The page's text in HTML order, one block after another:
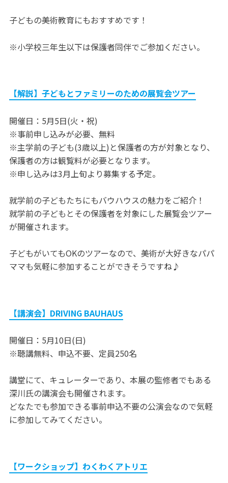
子どもの美術教育にもおすすめです！
※小学校三年生以下は保護者同伴でご参加ください。
【解説】子どもとファミリーのための展覧会ツアー
開催日：5月5日(火・祝)
※事前申し込みが必要、無料
※主学前の子ども(3歳以上)と保護者の方が対象となり、
保護者の方は観覧料が必要となります。
※申し込みは3月上旬より募集する予定。
就学前の子どもたちにもバウハウスの魅力をご紹介！
就学前の子どもとその保護者を対象にした展覧会ツアー
が開催されます。
子どもがいてもOKのツアーなので、美術が大好きなパパ
ママも気軽に参加することができそうですね♪
【講演会】DRIVING BAUHAUS
開催日：5月10日(日)
※聴講無料、申込不要、定員250名
講堂にて、キュレーターであり、本展の監修者でもある
深川氏の講演会も開催されます。
どなたでも参加できる事前申込不要の公演会なので気軽
に参加してみてください。
【ワークショップ】わくわくアトリエ